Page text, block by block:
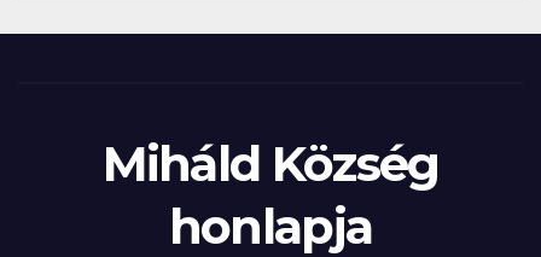
Miháld Község
honlapja